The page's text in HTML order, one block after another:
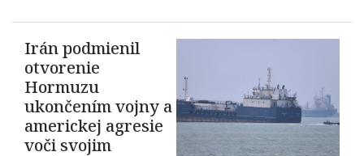
Irán podmienil
otvorenie
Hormuzu
ukončením vojny a
americkej agresie
voči svojim